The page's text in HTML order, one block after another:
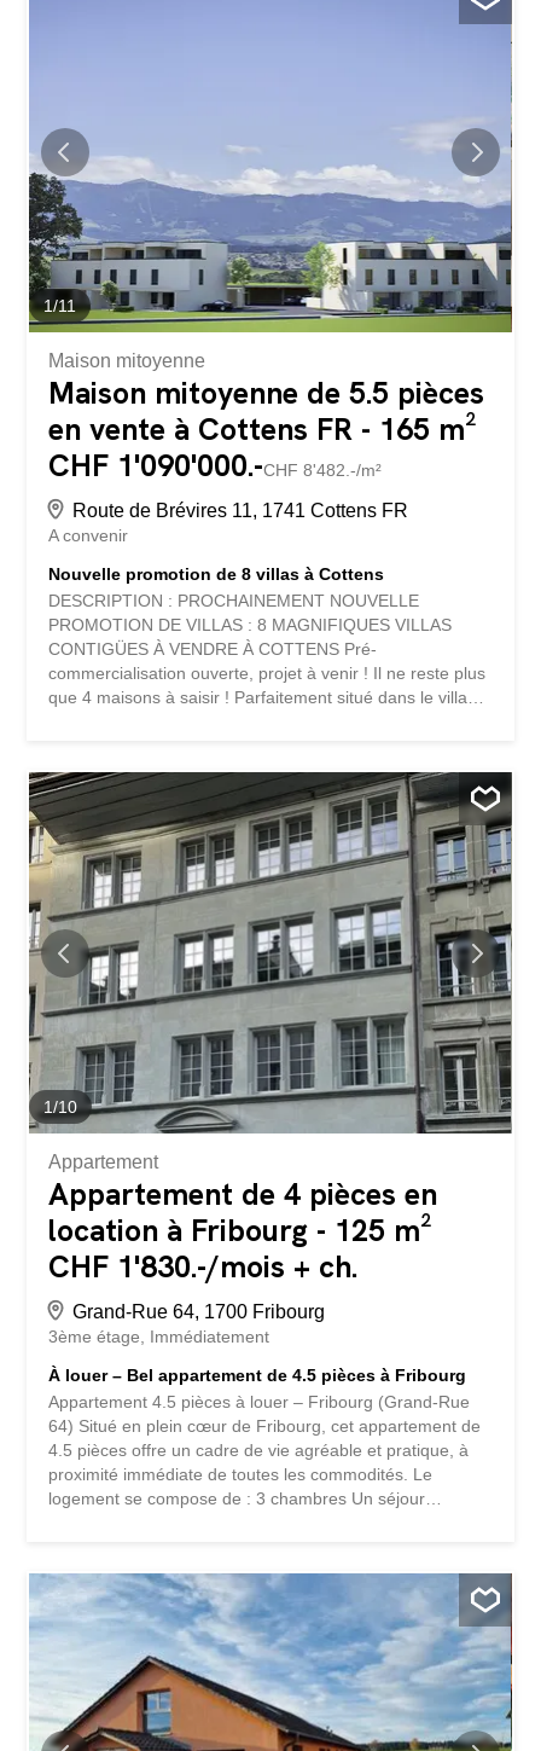
charges CHF 250.00 Disponible dès le 1er octobre 2026.
1/11
Maison mitoyenne
Maison mitoyenne de 5.5 pièces
en vente à Cottens FR - 165 m²
CHF 1'090'000.-CHF 8'482.-/m²
Route de Brévires 11, 1741 Cottens FR
A convenir
Nouvelle promotion de 8 villas à Cottens
DESCRIPTION : PROCHAINEMENT NOUVELLE
PROMOTION DE VILLAS : 8 MAGNIFIQUES VILLAS
CONTIGÜES À VENDRE À COTTENS Pré-
commercialisation ouverte, projet à venir ! Il ne reste plus
que 4 maisons à saisir ! Parfaitement situé dans le village
d'un cadre de vie exceptionnel pour la région, à proximité
directe de toutes les commodités. Ce beau projet de vie
privilégiera la réalisation de 8 villas contiguës réparties
sur 4 étages d'une typologie de 5.5 pièces. Chaque villa
disposera d'un jardin privatif et d'une terrasse sur le toit,
ainsi que de panneaux photovoltaïques intégrés en
toiture. Ces futures villas seront votre lieu de vie idéal et
vous apporteront tout le confort nécessaire. Le choix du
modèle de typologie vous donnera de nombreuses
possibilités d'aménager les espaces. Par exemple, équipé
la chambre du dernier étage avec...
1/10
Appartement
Appartement de 4 pièces en
location à Fribourg - 125 m²
CHF 1'830.-/mois + ch.
Grand-Rue 64, 1700 Fribourg
3ème étage
Immédiatement
À louer – Bel appartement de 4.5 pièces à Fribourg
Appartement 4.5 pièces à louer – Fribourg (Grand-Rue
64) Situé en plein cœur de Fribourg, cet appartement de
4.5 pièces offre un cadre de vie agréable et pratique, à
proximité immédiate de toutes les commodités. Le
logement se compose de : 3 chambres Un séjour
supplémentaires : Colonne de lavage privative Armoires
murales offrant de nombreux rangements Cave Idéal
pour une famille ou toute personne souhaitant profiter
d’un emplacement central dans un environnement
dynamique. Disponibilité : 01.07.2026 Pour tout
renseignement complémentaire ou pour organiser une
visite, merci de nous contacter.